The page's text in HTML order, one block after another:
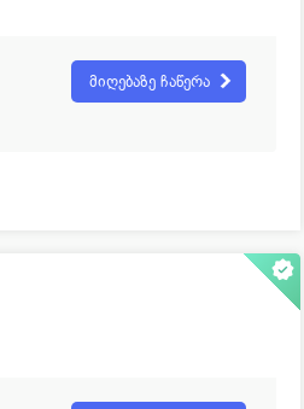
მიღებაზე ჩაწერა